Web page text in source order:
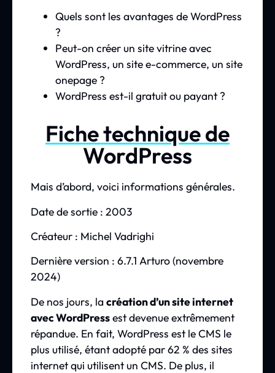
Quels sont les avantages de WordPress
?
Peut-on créer un site vitrine avec
WordPress, un site e-commerce, un site
onepage ?
WordPress est-il gratuit ou payant ?
Fiche technique de
WordPress
Mais d’abord, voici informations générales.
Date de sortie : 2003
Créateur : Michel Vadrighi
Dernière version : 6.7.1 Arturo (novembre
2024)
De nos jours, lacréation d’un site internet
avec WordPressest devenue extrêmement
répandue. En fait, WordPress est le CMS le
plus utilisé, étant adopté par 62 % des sites
internet qui utilisent un CMS. De plus, il